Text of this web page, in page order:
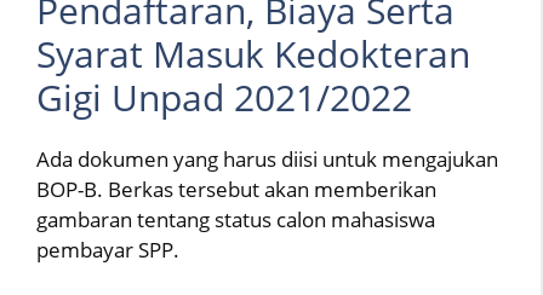
Pendaftaran, Biaya Serta
Syarat Masuk Kedokteran
Gigi Unpad 2021/2022
Ada dokumen yang harus diisi untuk mengajukan
BOP-B. Berkas tersebut akan memberikan
gambaran tentang status calon mahasiswa
pembayar SPP.